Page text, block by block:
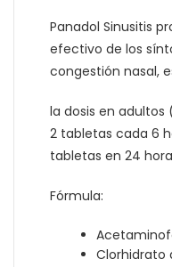
Panadol Sinusitis
efectivo de los
congestión nasal,
la dosis en adultos
2 tabletas cada 6
tabletas en 24
Fórmula:
Clorhidrato